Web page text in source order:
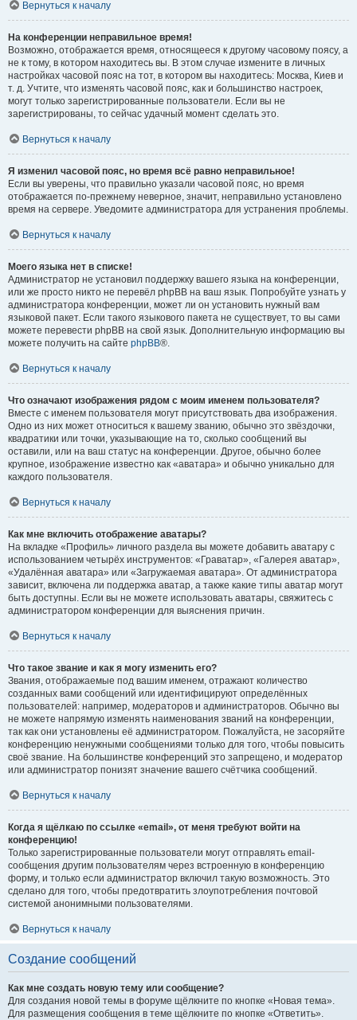
Вернуться к началу
На конференции неправильное время!
Возможно, отображается время, относящееся к другому часовому поясу, а
не к тому, в котором находитесь вы. В этом случае измените в личных
настройках часовой пояс на тот, в котором вы находитесь: Москва, Киев и
т. д. Учтите, что изменять часовой пояс, как и большинство настроек,
могут только зарегистрированные пользователи. Если вы не
зарегистрированы, то сейчас удачный момент сделать это.
Вернуться к началу
Я изменил часовой пояс, но время всё равно неправильное!
Если вы уверены, что правильно указали часовой пояс, но время
отображается по-прежнему неверное, значит, неправильно установлено
время на сервере. Уведомите администратора для устранения проблемы.
Вернуться к началу
Моего языка нет в списке!
Администратор не установил поддержку вашего языка на конференции,
или же просто никто не перевёл phpBB на ваш язык. Попробуйте узнать у
администратора конференции, может ли он установить нужный вам
языковой пакет. Если такого языкового пакета не существует, то вы сами
можете перевести phpBB на свой язык. Дополнительную информацию вы
можете получить на сайте phpBB®.
Вернуться к началу
Что означают изображения рядом с моим именем пользователя?
Вместе с именем пользователя могут присутствовать два изображения.
Одно из них может относиться к вашему званию, обычно это звёздочки,
квадратики или точки, указывающие на то, сколько сообщений вы
оставили, или на ваш статус на конференции. Другое, обычно более
крупное, изображение известно как «аватара» и обычно уникально для
каждого пользователя.
Вернуться к началу
Как мне включить отображение аватары?
На вкладке «Профиль» личного раздела вы можете добавить аватару с
использованием четырёх инструментов: «Граватар», «Галерея аватар»,
«Удалённая аватара» или «Загружаемая аватара». От администратора
зависит, включена ли поддержка аватар, а также какие типы аватар могут
быть доступны. Если вы не можете использовать аватары, свяжитесь с
администратором конференции для выяснения причин.
Вернуться к началу
Что такое звание и как я могу изменить его?
Звания, отображаемые под вашим именем, отражают количество
созданных вами сообщений или идентифицируют определённых
пользователей: например, модераторов и администраторов. Обычно вы
не можете напрямую изменять наименования званий на конференции,
так как они установлены её администратором. Пожалуйста, не засоряйте
конференцию ненужными сообщениями только для того, чтобы повысить
своё звание. На большинстве конференций это запрещено, и модератор
или администратор понизят значение вашего счётчика сообщений.
Вернуться к началу
Когда я щёлкаю по ссылке «email», от меня требуют войти на
конференцию!
Только зарегистрированные пользователи могут отправлять email-
сообщения другим пользователям через встроенную в конференцию
форму, и только если администратор включил такую возможность. Это
сделано для того, чтобы предотвратить злоупотребления почтовой
системой анонимными пользователями.
Вернуться к началу
Создание сообщений
Как мне создать новую тему или сообщение?
Для создания новой темы в форуме щёлкните по кнопке «Новая тема».
Для размещения сообщения в теме щёлкните по кнопке «Ответить».